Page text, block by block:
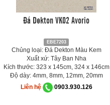
Đá Dekton VK02 Avorio
EBE7203
Chủng loại: Đá Dekton Màu Kem
Xuất xứ: Tây Ban Nha
Kích thước: 323 x 145cm, 324 x 146cm
Độ dày: 4mm, 8mm, 12mm, 20mm
Liên hệ
0903.930.126